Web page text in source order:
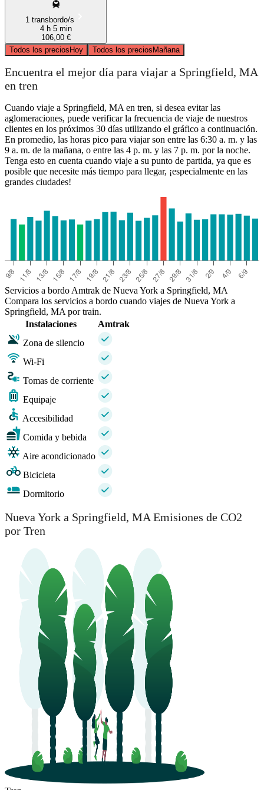
1 transbordo/s
4 h 5 min
106,00 €
Todos los preciosHoy Todos los preciosMañana
Encuentra el mejor día para viajar a Springfield, MA
en tren
Cuando viaje a Springfield, MA en tren, si desea evitar las
aglomeraciones, puede verificar la frecuencia de viaje de nuestros
clientes en los próximos 30 días utilizando el gráfico a continuación.
En promedio, las horas pico para viajar son entre las 6:30 a. m. y las
9 a. m. de la mañana, o entre las 4 p. m. y las 7 p. m. por la noche.
Tenga esto en cuenta cuando viaje a su punto de partida, ya que es
posible que necesite más tiempo para llegar, ¡especialmente en las
grandes ciudades!
Servicios a bordo Amtrak de Nueva York a Springfield, MA
Compara los servicios a bordo cuando viajes de Nueva York a
Springfield, MA por train.
Instalaciones
Amtrak
Zona de silencio
Wi-Fi
Tomas de corriente
Equipaje
Accesibilidad
Comida y bebida
Aire acondicionado
Bicicleta
Dormitorio
Nueva York a Springfield, MA Emisiones de CO2
por Tren